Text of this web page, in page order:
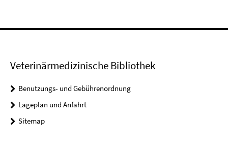
Veterinärmedizinische Bibliothek
Benutzungs- und Gebührenordnung
Lageplan und Anfahrt
Sitemap